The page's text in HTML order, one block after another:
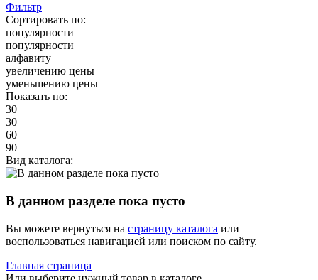
Фильтр
Сортировать по:
популярности
популярности
алфавиту
увеличению цены
уменьшению цены
Показать по:
30
30
60
90
Вид каталога:
В данном разделе пока пусто
Вы можете вернуться на страницу каталога или
воспользоваться навигацией или поиском по сайту.
Главная страница